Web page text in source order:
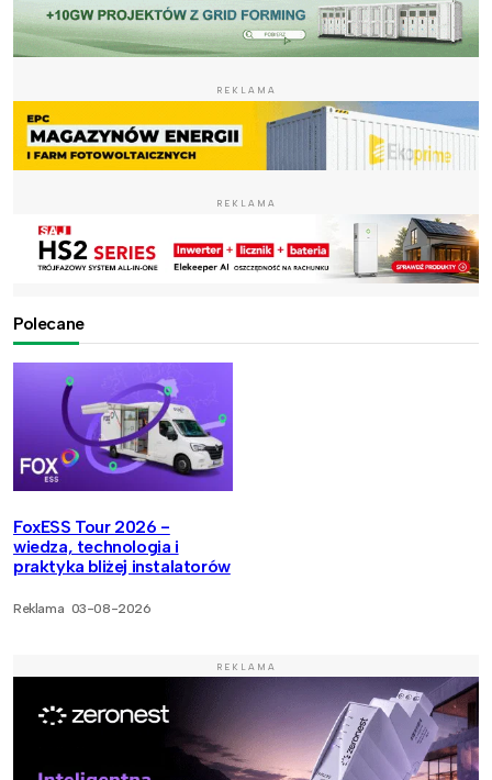
REKLAMA
REKLAMA
Polecane
FoxESS Tour 2026 -
wiedza, technologia i
praktyka bliżej instalatorów
Reklama 03-08-2026
REKLAMA